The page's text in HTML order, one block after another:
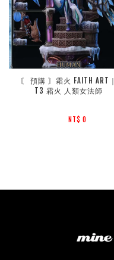
〘 預購 〙霜火 FAITH ART｜
T3 霜火 人類女法師
NT$ 0